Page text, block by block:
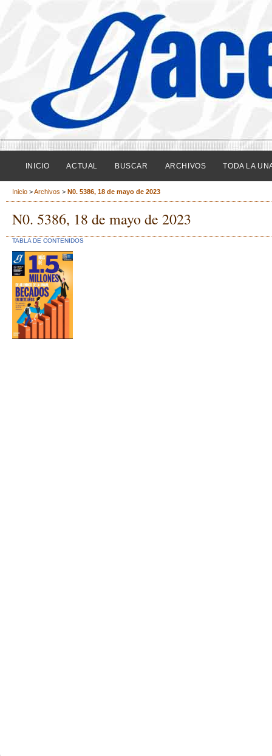
INICIO ACTUAL BUSCAR ARCHIVOS TODA LA
Inicio >Archivos > N0. 5386, 18 de mayo de 2023
N0. 5386, 18 de mayo de 2023
TABLA DE CONTENIDOS